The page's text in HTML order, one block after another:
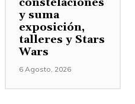
constelaciones
y suma
exposición,
talleres y Stars
Wars
6 Agosto, 2026